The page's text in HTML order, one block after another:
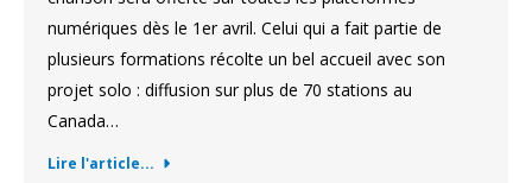
numériques dès le 1er avril. Celui qui a fait partie de
plusieurs formations récolte un bel accueil avec son
projet solo : diffusion sur plus de 70 stations au
Canada…
Lire l'article...